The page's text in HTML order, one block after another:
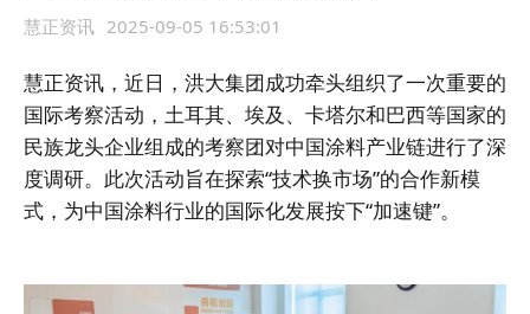
慧正资讯 2025-09-05 16:53:01
慧正资讯，近日，洪大集团成功牵头组织了一次重要的
国际考察活动，土耳其、埃及、卡塔尔和巴西等国家的
民族龙头企业组成的考察团对中国涂料产业链进行了深
度调研。此次活动旨在探索“技术换市场”的合作新模
式，为中国涂料行业的国际化发展按下“加速键”。